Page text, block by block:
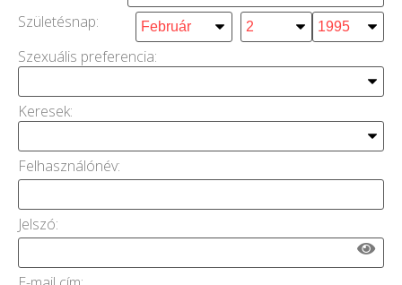
Születésnap:
Szexuális preferencia:
Keresek:
Felhasználónév:
Jelszó: